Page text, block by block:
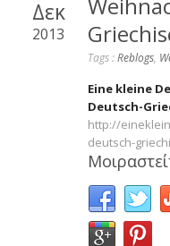
Δεκ
2013
Tags :Reblogs,
Eine kleine
Deutsch-
http://
deutsch-